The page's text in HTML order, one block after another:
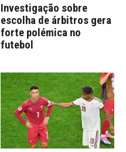
Investigação sobre
escolha de árbitros gera
forte polémica no
futebol